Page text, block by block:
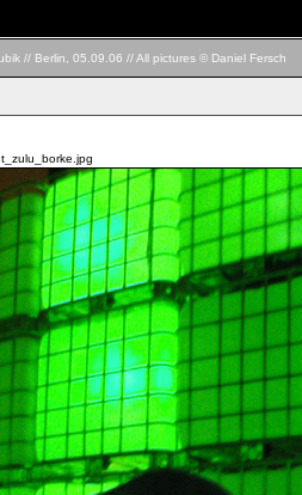
// Berlin, 05.09.06 // All pictures © Daniel Fersch